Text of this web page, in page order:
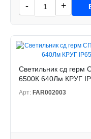
- +
Светильник сд герм
6500К 640Лм КРУГ
Арт: FAR002003